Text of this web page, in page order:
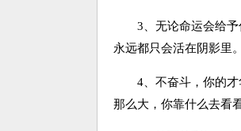
3、无论命运会给予
永远都只会活在阴影里
4、不奋斗，你的才
那么大，你靠什么去看看